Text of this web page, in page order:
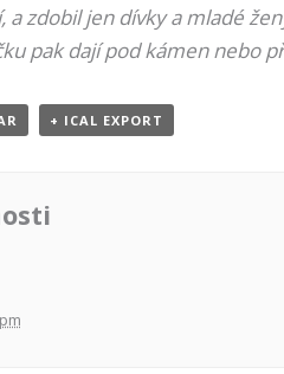
zdobil jen dívky a mladé
pak dají pod kámen nebo
+ ICAL EXPORT